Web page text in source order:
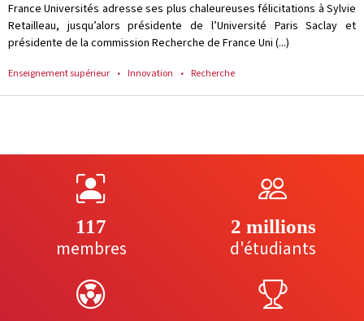
France Universités adresse ses plus chaleureuses félicitations à Sylvie
Retailleau, jusqu’alors présidente de l’Université Paris Saclay et
présidente de la commission Recherche de France Uni (...)
Enseignement supérieur Innovation Recherche
117
membres
2 millions
d'étudiants